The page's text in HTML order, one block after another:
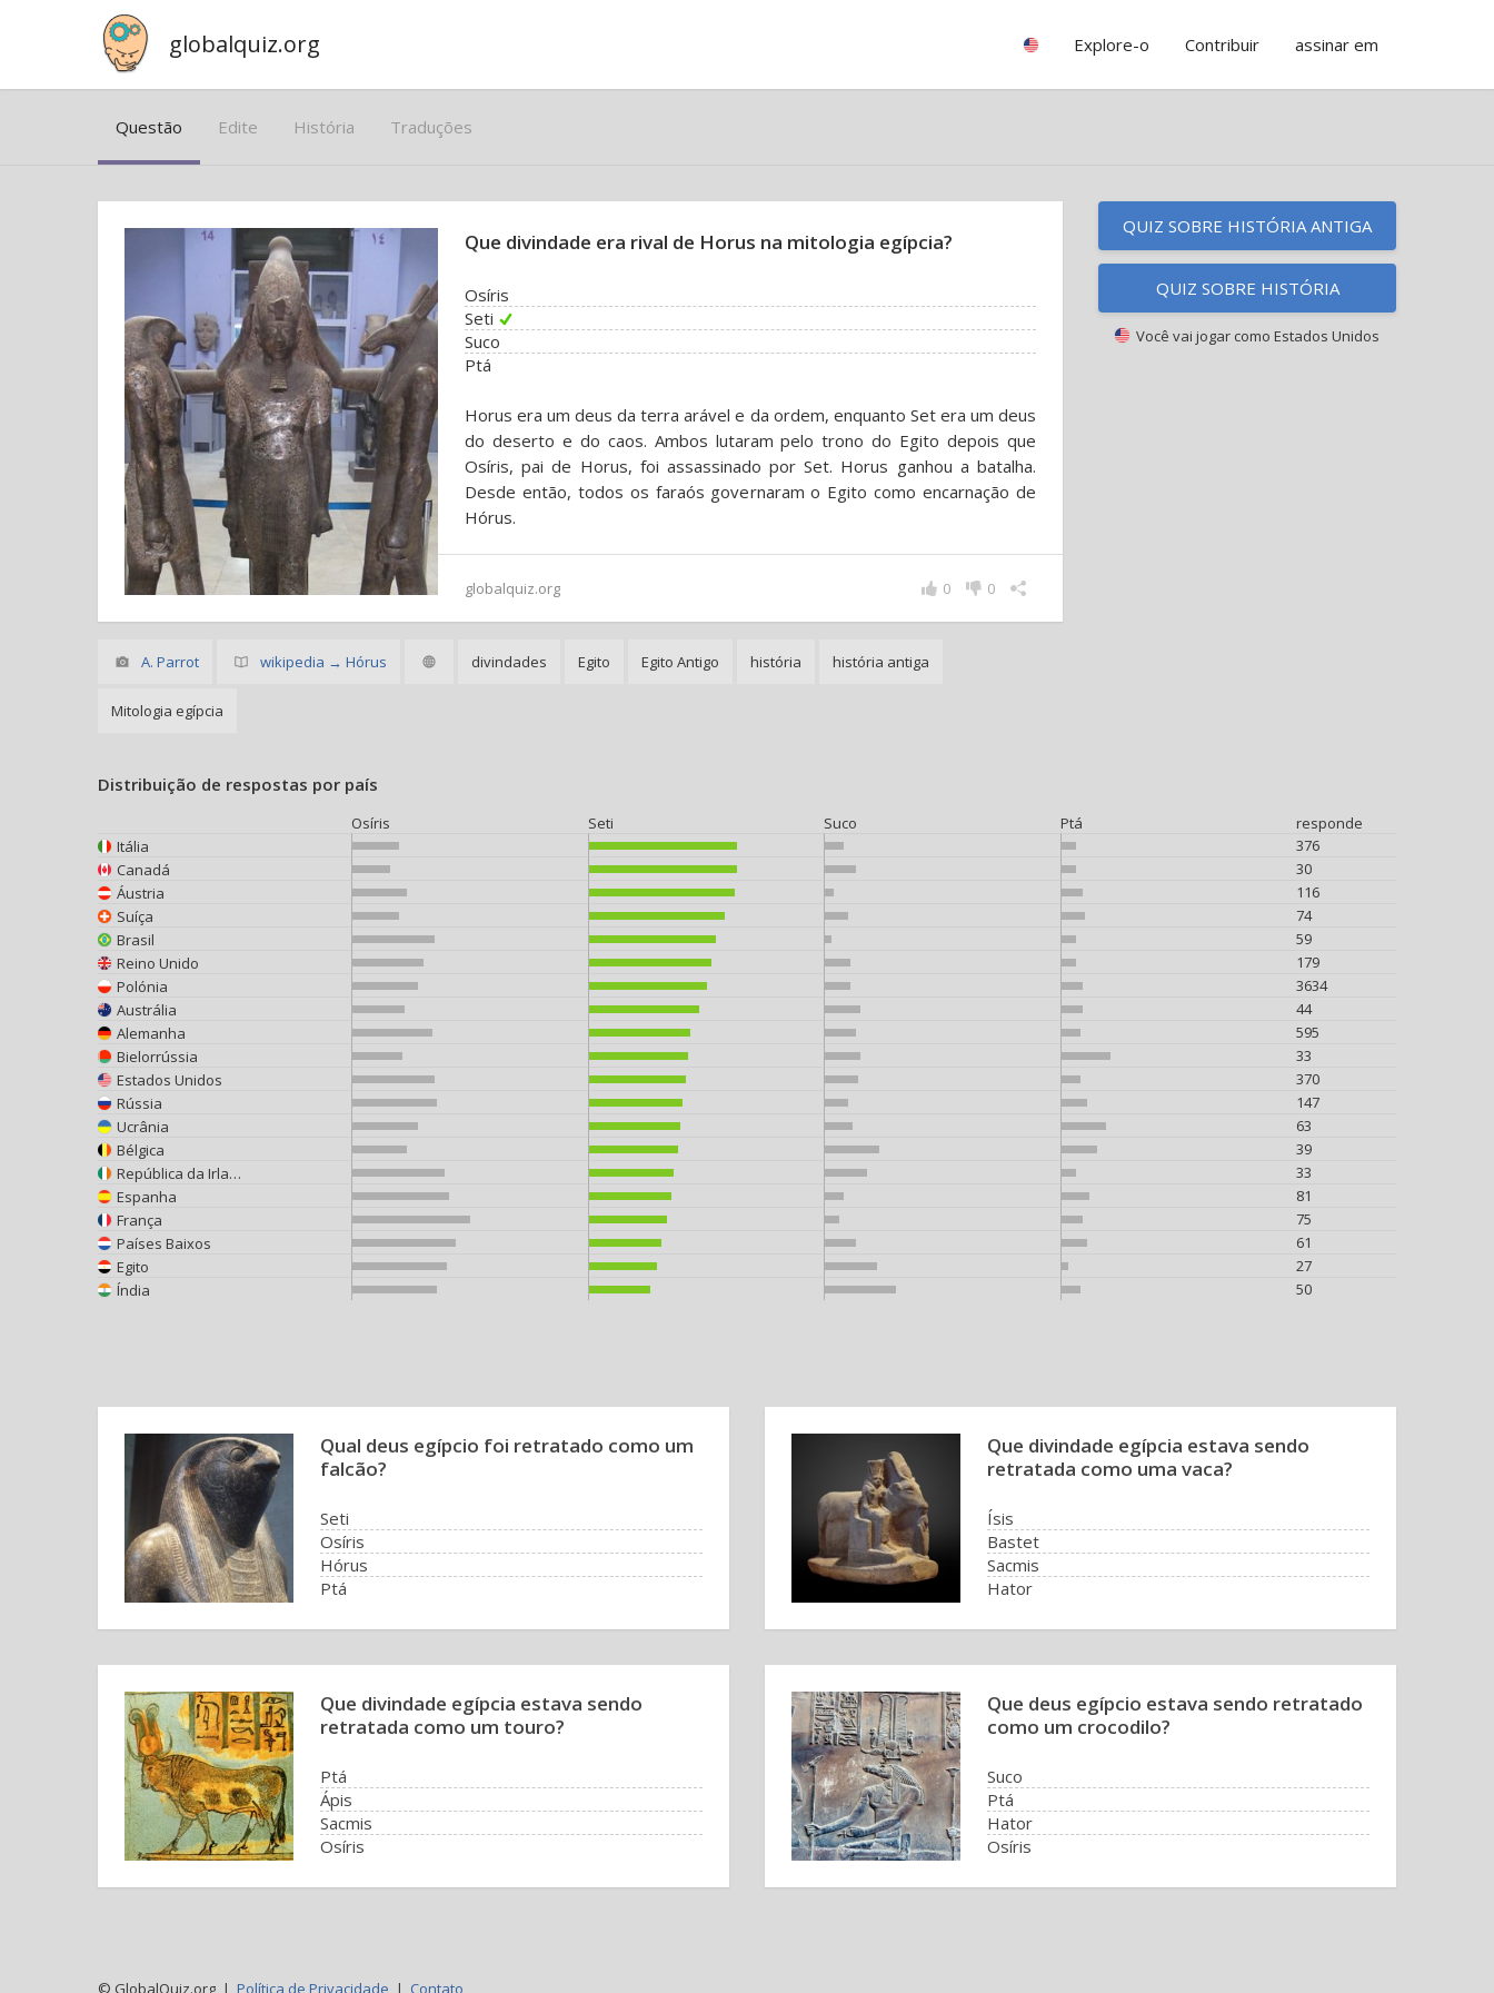
globalquiz.org Explore-o Contribuir assinar em
Questão Edite História Traduções
Que divindade era rival de Horus na mitologia egípcia?
Osíris
Seti
Suco
Ptá
Horus era um deus da terra arável e da ordem, enquanto Set era um deus
do deserto e do caos. Ambos lutaram pelo trono do Egito depois que
Osíris, pai de Horus, foi assassinado por Set. Horus ganhou a batalha.
Desde então, todos os faraós governaram o Egito como encarnação de
Hórus.
globalquiz.org 0
0
A. Parrot wikipedia → Hórus divindades Egito Egito Antigo história história antiga
Mitologia egípcia
QUIZ SOBRE HISTÓRIA ANTIGA
QUIZ SOBRE HISTÓRIA
Você vai jogar como Estados Unidos
Distribuição de respostas por país
Osíris Seti Suco Ptá
responde
Itália
376
Canadá
30
Áustria
116
Suíça
74
Brasil
59
Reino Unido
179
Polónia
3634
Austrália
44
Alemanha
595
Bielorrússia
33
Estados Unidos
370
Rússia
147
Ucrânia
63
Bélgica
39
República da Irlanda
33
Espanha
81
França
75
Países Baixos
61
Egito
27
Índia
50
Qual deus egípcio foi retratado como um
falcão?
Seti
Osíris
Hórus
Ptá
Que divindade egípcia estava sendo
retratada como uma vaca?
Ísis
Bastet
Sacmis
Hator
Que divindade egípcia estava sendo
retratada como um touro?
Ptá
Ápis
Sacmis
Osíris
Que deus egípcio estava sendo retratado
como um crocodilo?
Suco
Ptá
Hator
Osíris
© GlobalQuiz.org | Política de Privacidade | Contato